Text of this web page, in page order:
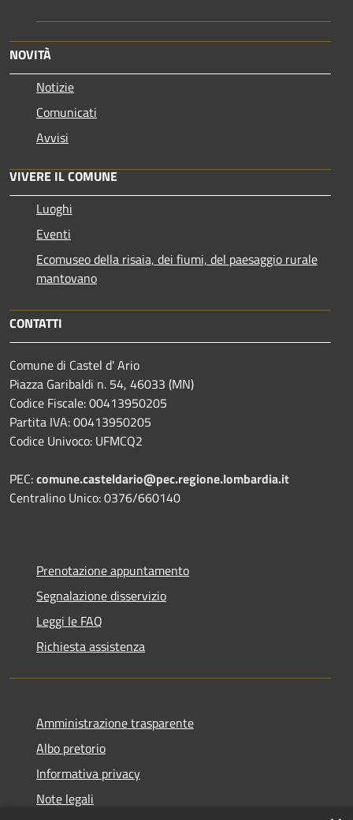
NOVITÀ
Notizie
Comunicati
Avvisi
VIVERE IL COMUNE
Luoghi
Eventi
Ecomuseo della risaia, dei fiumi, del paesaggio rurale
mantovano
CONTATTI
Comune di Castel d' Ario
Piazza Garibaldi n. 54, 46033 (MN)
Codice Fiscale: 00413950205
Partita IVA: 00413950205
Codice Univoco: UFMCQ2
PEC:comune.casteldario@pec.regione.lombardia.it
Centralino Unico: 0376/660140
Prenotazione appuntamento
Segnalazione disservizio
Leggi le FAQ
Richiesta assistenza
Amministrazione trasparente
Albo pretorio
Informativa privacy
Note legali